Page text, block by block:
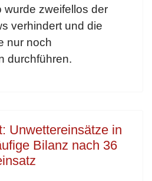
wurde zweifellos der
verhindert und die
nur noch
durchführen.
Unwettereinsätze in
Bilanz nach 36